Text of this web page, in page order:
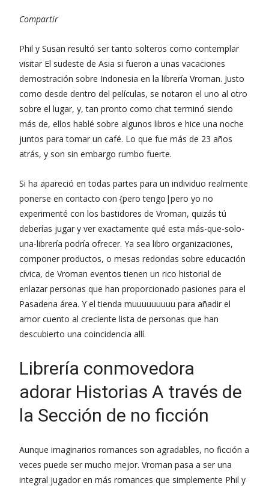
Compartir
Phil y Susan resultó ser tanto solteros como contemplar
visitar El sudeste de Asia si fueron a unas vacaciones
demostración sobre Indonesia en la librería Vroman. Justo
como desde dentro del películas, se notaron el uno al otro
sobre el lugar, y, tan pronto como chat terminó siendo
más de, ellos hablé sobre algunos libros e hice una noche
juntos para tomar un café. Lo que fue más de 23 años
atrás, y son sin embargo rumbo fuerte.
Si ha apareció en todas partes para un individuo realmente
ponerse en contacto con {pero tengo|pero yo no
experimenté con los bastidores de Vroman, quizás tú
deberías jugar y ver exactamente qué esta más-que-solo-
una-librería podría ofrecer. Ya sea libro organizaciones,
componer productos, o mesas redondas sobre educación
cívica, de Vroman eventos tienen un rico historial de
enlazar personas que han proporcionado pasiones para el
Pasadena área. Y el tienda muuuuuuuuu para añadir el
amor cuento al creciente lista de personas que han
descubierto una coincidencia allí.
Librería conmovedora
adorar Historias A través de
la Sección de no ficción
Aunque imaginarios romances son agradables, no ficción a
veces puede ser mucho mejor. Vroman pasa a ser una
integral jugador en más romances que simplemente Phil y